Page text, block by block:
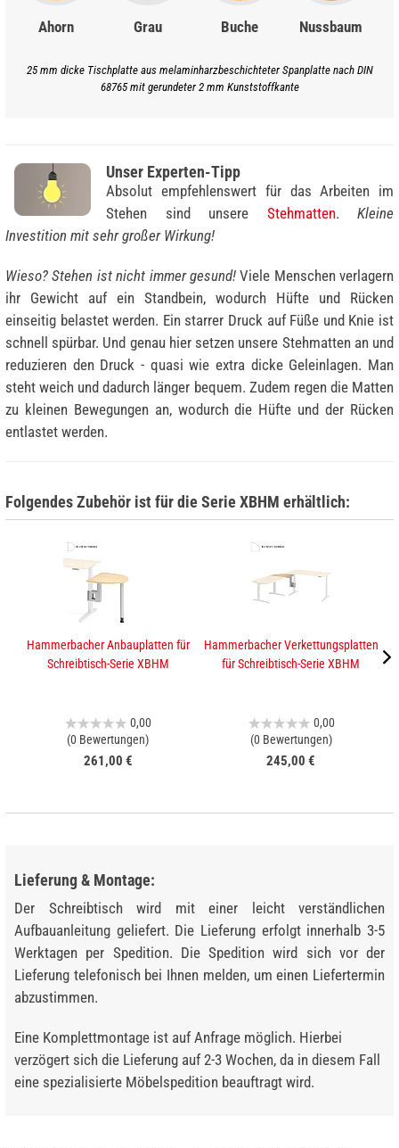
Ahorn Grau Buche Nussbaum
25 mm dicke Tischplatte aus melaminharzbeschichteter Spanplatte nach DIN
68765 mit gerundeter 2 mm Kunststoffkante
Unser Experten-Tipp
Absolut empfehlenswert für das Arbeiten im
Stehen sind unsere Stehmatten. Kleine
Investition mit sehr großer Wirkung!
Wieso? Stehen ist nicht immer gesund!Viele Menschen verlagern
ihr Gewicht auf ein Standbein, wodurch Hüfte und Rücken
einseitig belastet werden. Ein starrer Druck auf Füße und Knie ist
schnell spürbar. Und genau hier setzen unsere Stehmatten an und
reduzieren den Druck - quasi wie extra dicke Geleinlagen. Man
steht weich und dadurch länger bequem. Zudem regen die Matten
zu kleinen Bewegungen an, wodurch die Hüfte und der Rücken
entlastet werden.
Folgendes Zubehör ist für die Serie XBHM erhältlich:
Hammerbacher Anbauplatten für
Schreibtisch-Serie XBHM
0,00
(0 Bewertungen)
261,00 €
Hammerbacher Verkettungsplatten
für Schreibtisch-Serie XBHM
0,00
(0 Bewertungen)
245,00 €
Lieferung & Montage:
Der Schreibtisch wird mit einer leicht verständlichen
Aufbauanleitung geliefert. Die Lieferung erfolgt innerhalb 3-5
Werktagen per Spedition. Die Spedition wird sich vor der
Lieferung telefonisch bei Ihnen melden, um einen Liefertermin
abzustimmen.
Eine Komplettmontage ist auf Anfrage möglich. Hierbei
verzögert sich die Lieferung auf 2-3 Wochen, da in diesem Fall
eine spezialisierte Möbelspedition beauftragt wird.